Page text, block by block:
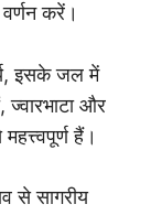
करें।
इसके जल में
ज्वारभाटा और
हैं।
से सागरीय